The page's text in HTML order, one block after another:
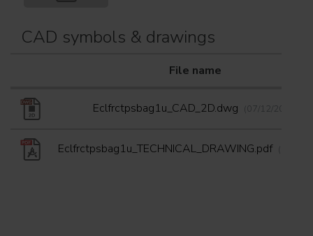
CAD symbols & drawings
File name
Eclfrctpsbag1u_CAD_2D.dwg (07/12/2023)
Eclfrctpsbag1u_TECHNICAL_DRAWING.pdf (07/12/